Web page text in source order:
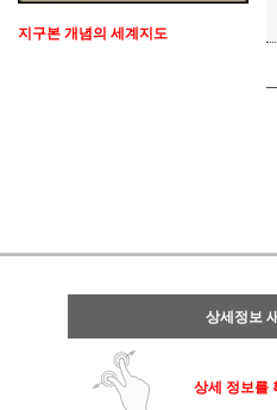
지구본 개념의 세계지도
상세정보
상세 정보를